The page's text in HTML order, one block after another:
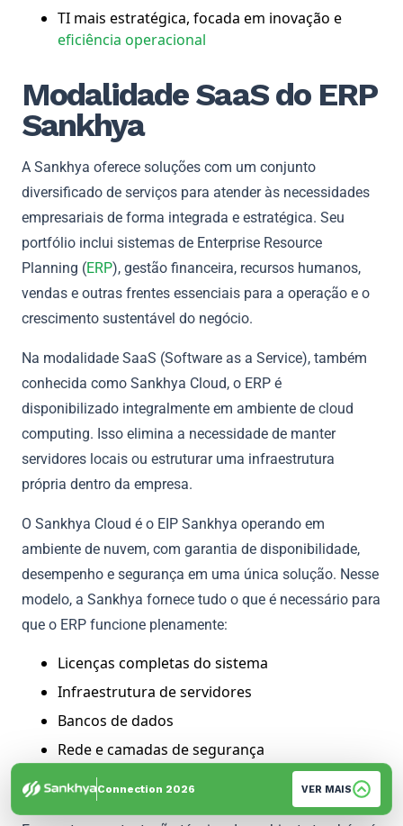
TI mais estratégica, focada em inovação e
eficiência operacional
Modalidade SaaS do ERP
Sankhya
A Sankhya oferece soluções com um conjunto
diversificado de serviços para atender às necessidades
empresariais de forma integrada e estratégica. Seu
portfólio inclui sistemas de Enterprise Resource
Planning (ERP), gestão financeira, recursos humanos,
vendas e outras frentes essenciais para a operação e o
crescimento sustentável do negócio.
Na modalidade SaaS (Software as a Service), também
conhecida como Sankhya Cloud, o ERP é
disponibilizado integralmente em ambiente de cloud
computing. Isso elimina a necessidade de manter
servidores locais ou estruturar uma infraestrutura
própria dentro da empresa.
O Sankhya Cloud é o EIP Sankhya operando em
ambiente de nuvem, com garantia de disponibilidade,
desempenho e segurança em uma única solução. Nesse
modelo, a Sankhya fornece tudo o que é necessário para
que o ERP funcione plenamente:
Licenças completas do sistema
Infraestrutura de servidores
Bancos de dados
Rede e camadas de segurança
Gerenciamento contínuo dos recursos
tecnológicos
Connection 2026 VER MAIS